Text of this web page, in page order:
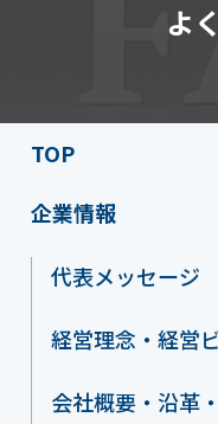
よ
TOP
企業情報
代表メッセージ
経営理念・経営
会社概要・沿革